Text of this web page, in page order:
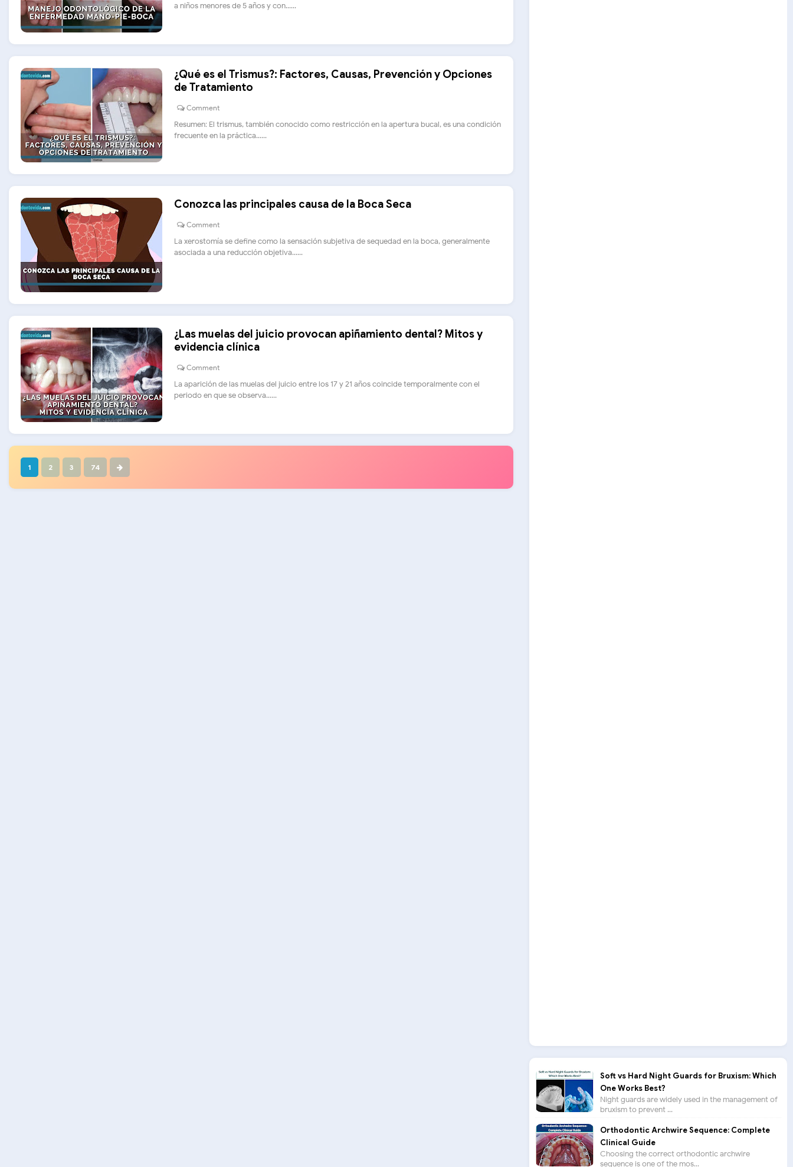
a niños menores de 5 años y con......
¿Qué es el Trismus?: Factores, Causas, Prevención y Opciones
de Tratamiento
Comment
Resumen: El trismus, también conocido como restricción en la apertura bucal, es una condición
frecuente en la práctica......
Conozca las principales causa de la Boca Seca
Comment
La xerostomía se define como la sensación subjetiva de sequedad en la boca, generalmente
asociada a una reducción objetiva......
¿Las muelas del juicio provocan apiñamiento dental? Mitos y
evidencia clínica
Comment
La aparición de las muelas del juicio entre los 17 y 21 años coincide temporalmente con el
periodo en que se observa......
1 2 3 74
Soft vs Hard Night Guards for Bruxism: Which
One Works Best?
Night guards are widely used in the management of
bruxism to prevent ...
Orthodontic Archwire Sequence: Complete
Clinical Guide
Choosing the correct orthodontic archwire
sequence is one of the mos...